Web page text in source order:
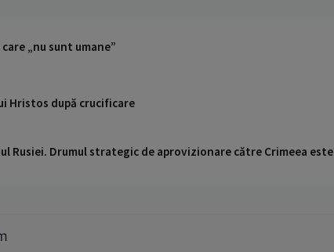
„nu sunt umane”
Hristos după crucificare
Rusiei. Drumul strategic de aprovizionare către Crimeea este